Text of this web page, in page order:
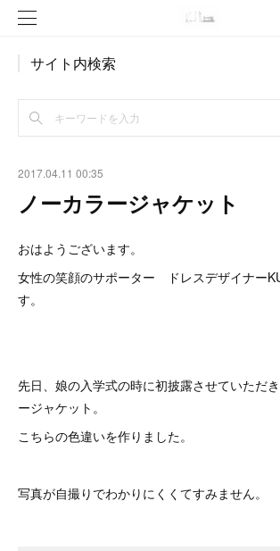
サイト内検索
2017.04.11 00:35
ノーカラージャケット
おはようございます。
女性の笑顔のサポーター ドレスデザイナー
す。
先日、娘の入学式の時に初披露させていただ
ージャケット。
こちらの色違いを作りました。
写真が自撮りでわかりにくくてすみません。